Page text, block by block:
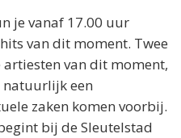
je vanaf 17.00 uur
van dit moment. Twee
van dit moment,
natuurlijk een
zaken komen voorbij.
bij de Sleutelstad